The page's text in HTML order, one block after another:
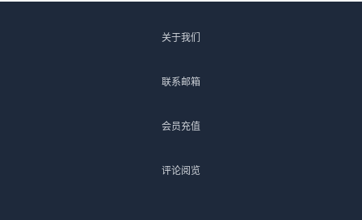
关于我们
联系邮箱
会员充值
评论阅览